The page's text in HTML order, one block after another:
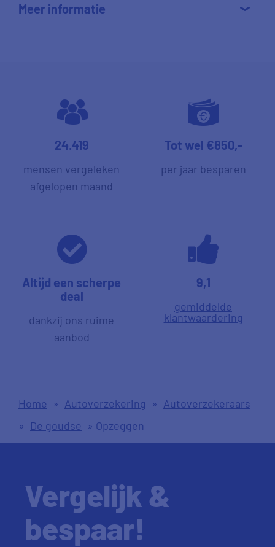
Meer informatie
24.419
mensen vergeleken
afgelopen maand
Tot wel €850,-
per jaar besparen
Altijd een scherpe
deal
dankzij ons ruime
aanbod
9,1
gemiddelde
klantwaardering
Home » Autoverzekering » Autoverzekeraars
» De goudse » Opzeggen
Vergelijk &
bespaar!